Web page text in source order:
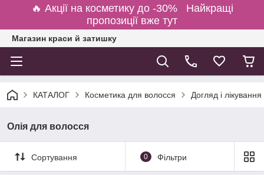
🔥 Акції на косметику до -30% Найкращі
пропозиції вже тут
Магазин краси й затишку
КАТАЛОГ Косметика для волосся Догляд і
Олія для волосся
Сортування 0 Фільтри